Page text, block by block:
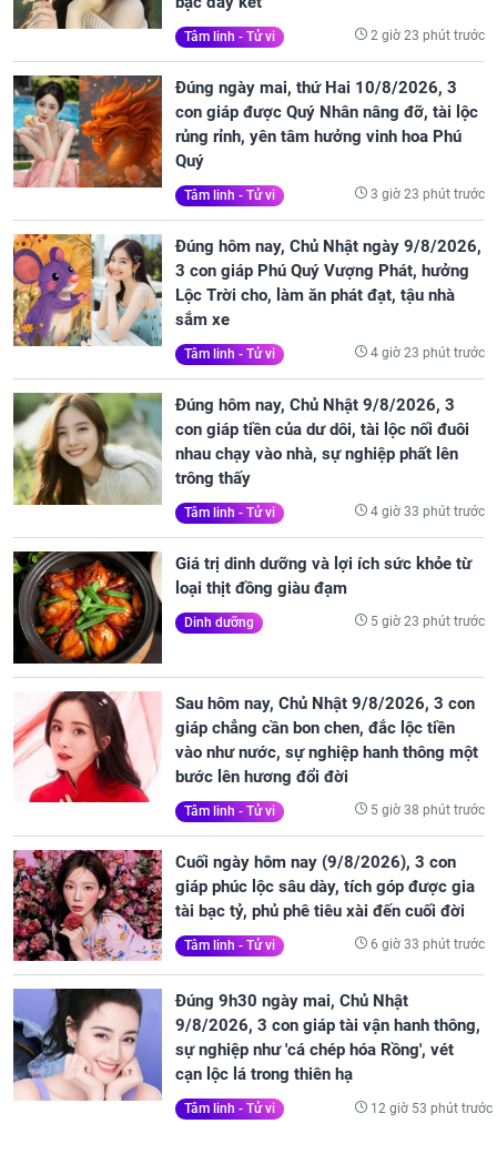
Tâm linh - Tử vi 2 giờ 23 phút trước
Đúng ngày mai, thứ Hai 10/8/2026, 3
con giáp được Quý Nhân nâng đỡ, tài lộc
rủng rỉnh, yên tâm hưởng vinh hoa Phú
Quý
Tâm linh - Tử vi 3 giờ 23 phút trước
Đúng hôm nay, Chủ Nhật ngày 9/8/2026,
3 con giáp Phú Quý Vượng Phát, hưởng
Lộc Trời cho, làm ăn phát đạt, tậu nhà
sắm xe
Tâm linh - Tử vi 4 giờ 23 phút trước
Đúng hôm nay, Chủ Nhật 9/8/2026, 3
con giáp tiền của dư dôi, tài lộc nối đuôi
nhau chạy vào nhà, sự nghiệp phất lên
trông thấy
Tâm linh - Tử vi 4 giờ 33 phút trước
Giá trị dinh dưỡng và lợi ích sức khỏe từ
loại thịt đồng giàu đạm
Dinh dưỡng 5 giờ 23 phút trước
Sau hôm nay, Chủ Nhật 9/8/2026, 3 con
giáp chẳng cần bon chen, đắc lộc tiền
vào như nước, sự nghiệp hanh thông một
bước lên hương đổi đời
Tâm linh - Tử vi 5 giờ 38 phút trước
Cuối ngày hôm nay (9/8/2026), 3 con
giáp phúc lộc sâu dày, tích góp được gia
tài bạc tỷ, phủ phê tiêu xài đến cuối đời
Tâm linh - Tử vi 6 giờ 33 phút trước
Đúng 9h30 ngày mai, Chủ Nhật
9/8/2026, 3 con giáp tài vận hanh thông,
sự nghiệp như 'cá chép hóa Rồng', vét
cạn lộc lá trong thiên hạ
Tâm linh - Tử vi 12 giờ 53 phút trước